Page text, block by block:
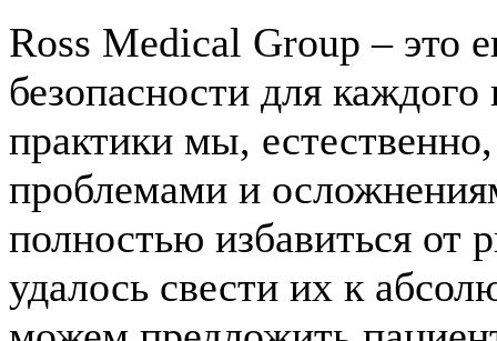
Ross Medical Group – это
безопасности для
практики мы,
проблемами и
полностью избавиться от
удалось свести их к